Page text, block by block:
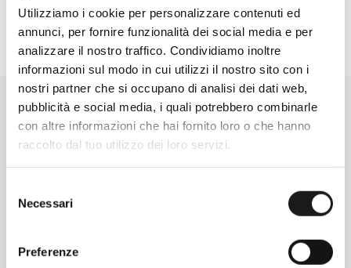
Utilizziamo i cookie per personalizzare contenuti ed
annunci, per fornire funzionalità dei social media e per
analizzare il nostro traffico. Condividiamo inoltre
informazioni sul modo in cui utilizzi il nostro sito con i
nostri partner che si occupano di analisi dei dati web,
pubblicità e social media, i quali potrebbero combinarle
con altre informazioni che hai fornito loro o che hanno
raccolto dal tuo utilizzo dei loro servizi.
delNecessari
Preferenze
Clicca qui per assistenza
Leki Cressida sono bastoncini telescopici da
montagna nel massimo della sicurezza e
del comfort!